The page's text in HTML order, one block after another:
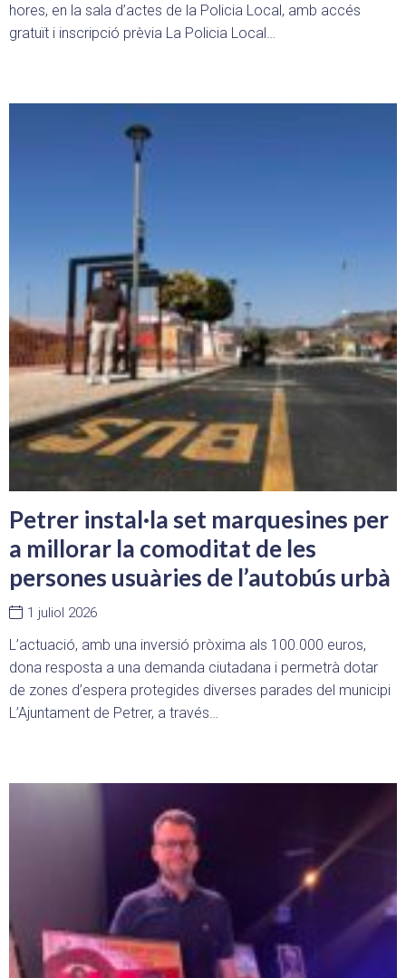
hores, en la sala d’actes de la Policia Local, amb accés
gratuït i inscripció prèvia La Policia Local…
Petrer instal·la set marquesines per
a millorar la comoditat de les
persones usuàries de l’autobús urbà
1 juliol 2026
L’actuació, amb una inversió pròxima als 100.000 euros,
dona resposta a una demanda ciutadana i permetrà dotar
de zones d’espera protegides diverses parades del municipi
L’Ajuntament de Petrer, a través…